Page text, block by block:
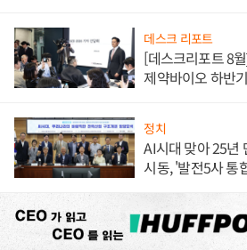
데스크 리포트
[데스크리포트 8
제약바이오 하반
정치
AI시대 맞아 25년
시동, '발전5사 통